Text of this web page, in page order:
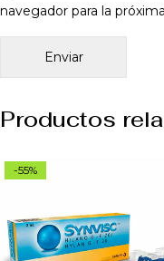
navegador para la
Productos
-55%